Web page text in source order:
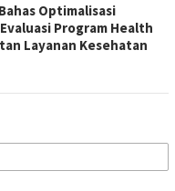
Optimalisasi
Program Health
Layanan Kesehatan